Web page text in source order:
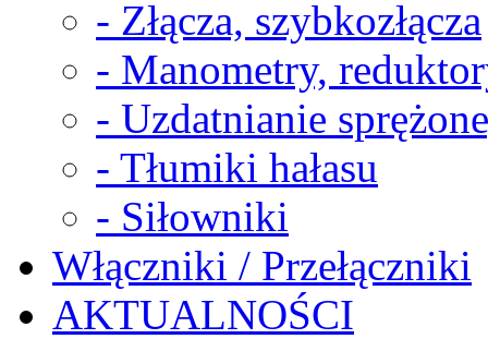
- Złącza, szybkozłącza
- Manometry,
- Uzdatnianie
- Tłumiki hałasu
- Siłowniki
Włączniki / Przełączniki
AKTUALNOŚCI